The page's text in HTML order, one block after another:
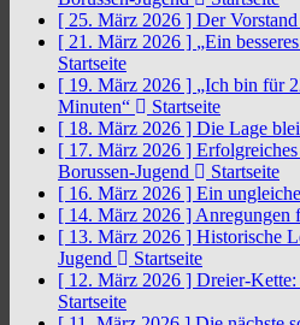
[ 25. März 2026 ] Der
[ 21. März 2026 ] „Ein
Startseite
[ 19. März 2026 ] „Ich bin für
Minuten“
Startseite
[ 18. März 2026 ] Die Lage
[ 17. März 2026 ]
Borussen-Jugend
Startseite
[ 16. März 2026 ] Ein
[ 14. März 2026 ] Anregungen
[ 13. März 2026 ] Historische
Jugend
Startseite
[ 12. März 2026 ] Dreier-Kette:
Startseite